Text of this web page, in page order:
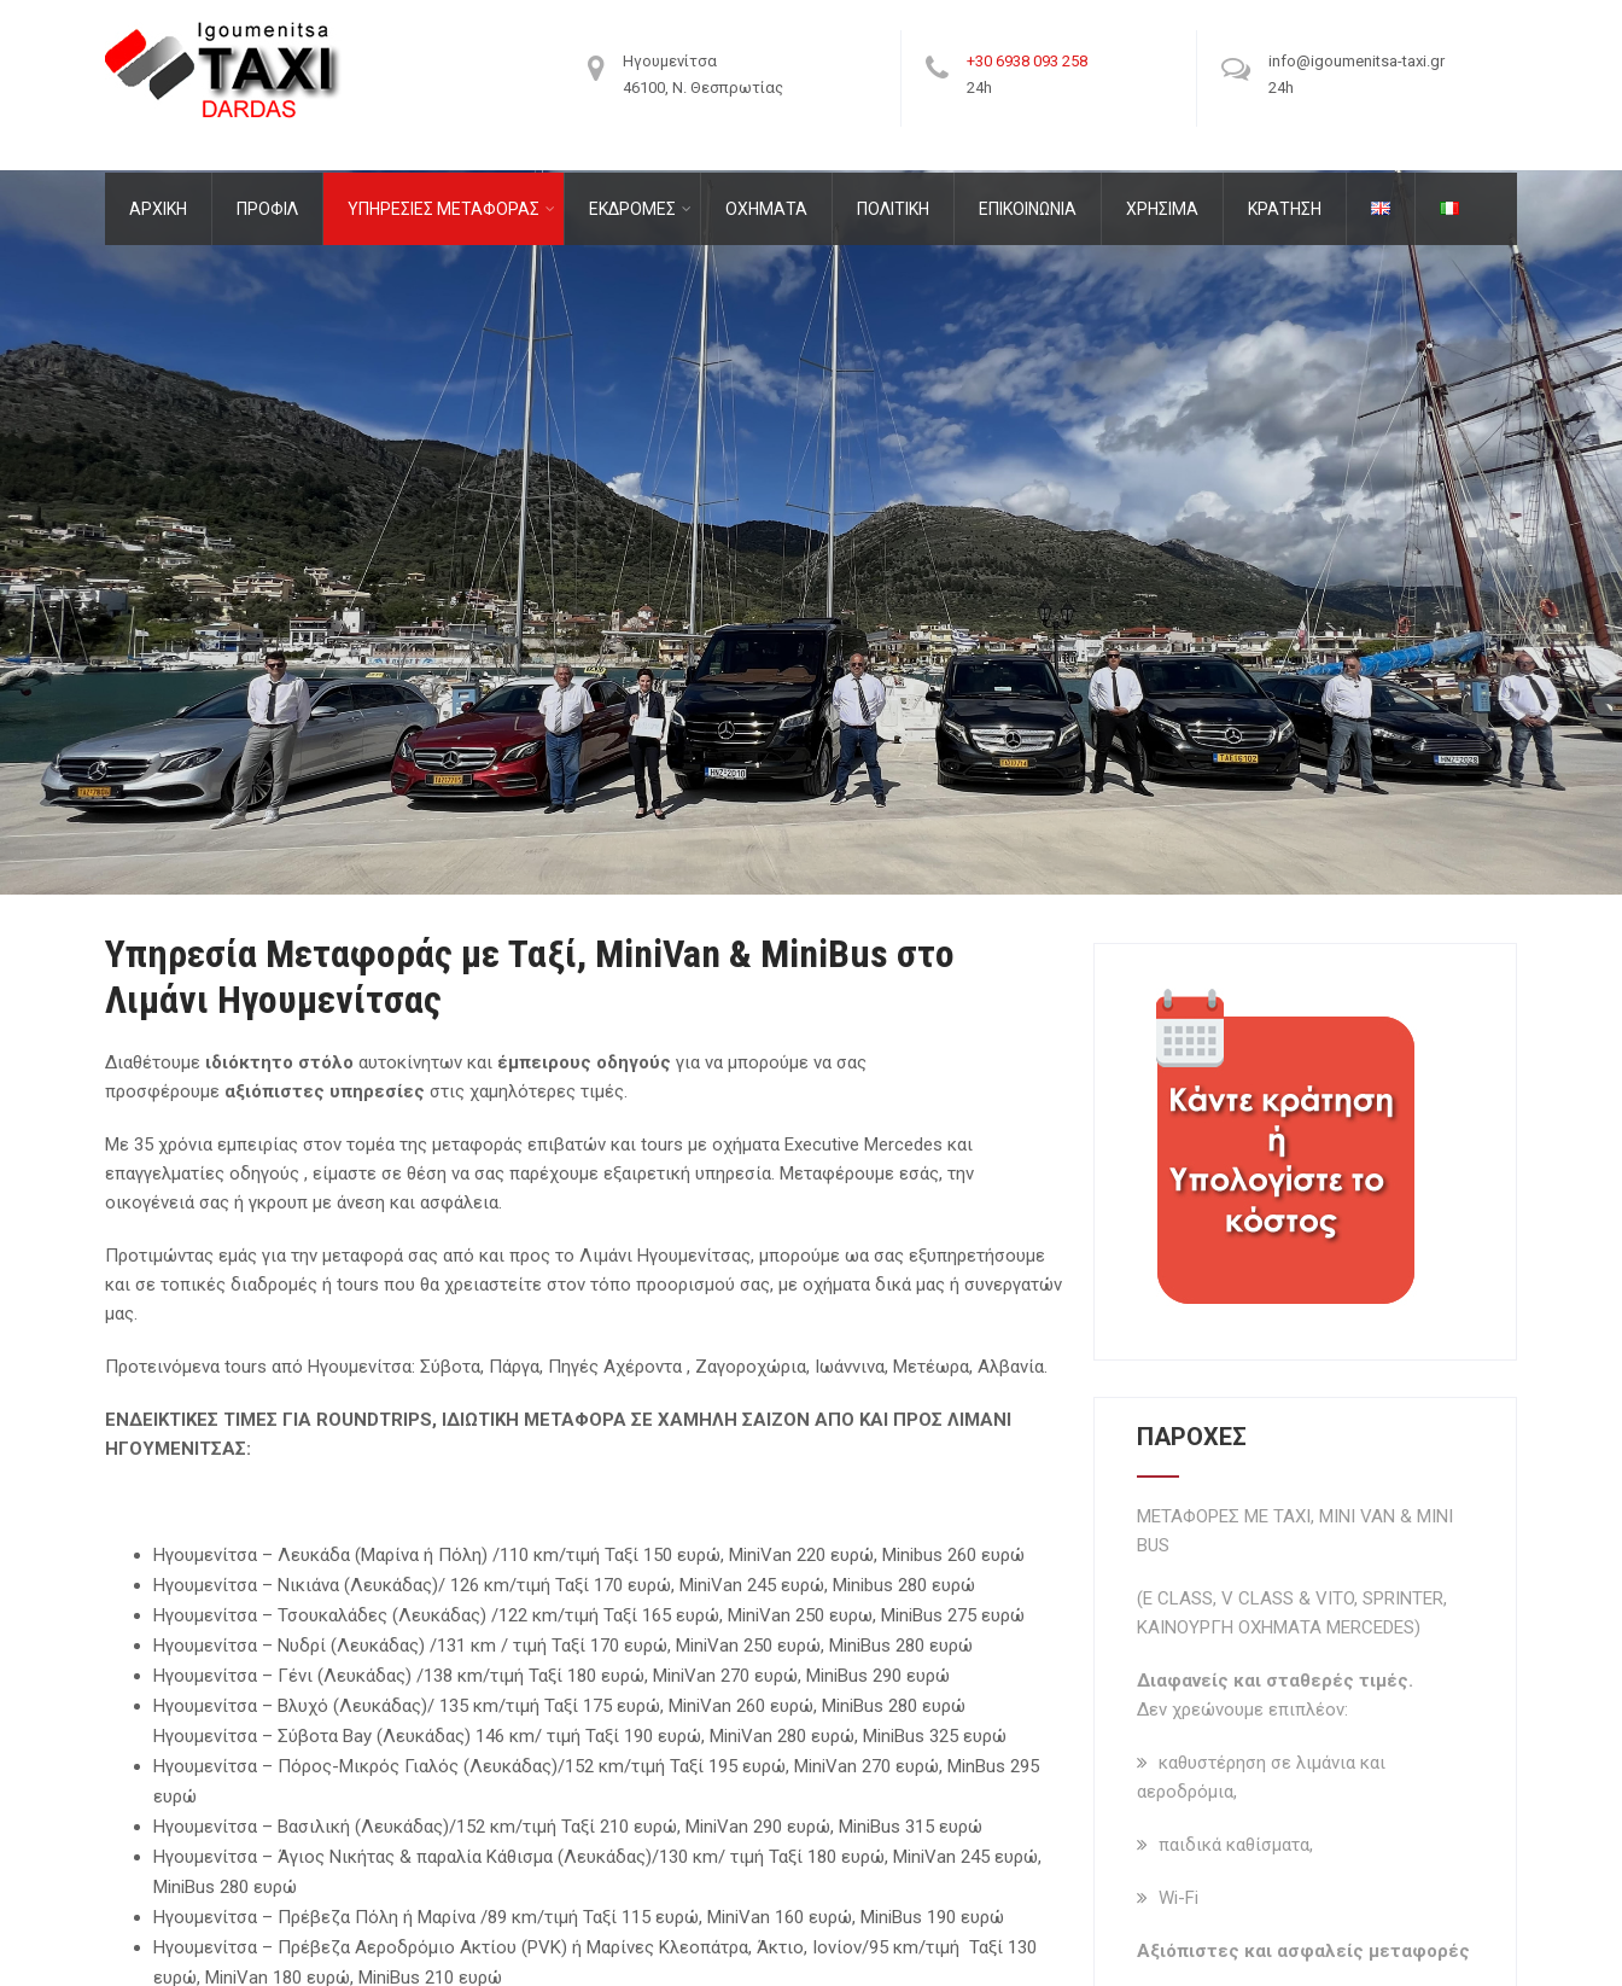
Ηγουμενίτσα
46100, Ν. Θεσπρωτίας
+30 6938 093 258
24h
info@igoumenitsa-taxi.gr
24h
ΑΡΧΙΚΗ ΠΡΟΦΙΛ ΥΠΗΡΕΣΙΕΣ ΜΕΤΑΦΟΡΑΣ ΕΚΔΡΟΜΕΣ ΟΧΗΜΑΤΑ ΠΟΛΙΤΙΚΗ ΕΠΙΚΟΙΝΩΝΙΑ ΧΡΗΣΙΜΑ ΚΡΑΤΗΣH
Υπηρεσία Μεταφοράς με Ταξί, MiniVan & MiniBus στο
Λιμάνι Ηγουμενίτσας
Διαθέτουμε ιδιόκτητο στόλο αυτοκίνητων και έμπειρους οδηγούς για να μπορούμε να σας
προσφέρουμε αξιόπιστες υπηρεσίες στις χαμηλότερες τιμές.
Με 35 χρόνια εμπειρίας στον τομέα της μεταφοράς επιβατών και tours με οχήματα Executive Mercedes και
επαγγελματίες οδηγούς , είμαστε σε θέση να σας παρέχουμε εξαιρετική υπηρεσία. Μεταφέρουμε εσάς, την
οικογένειά σας ή γκρουπ με άνεση και ασφάλεια.
Προτιμώντας εμάς για την μεταφορά σας από και προς το Λιμάνι Ηγουμενίτσας, μπορούμε ωα σας εξυπηρετήσουμε
και σε τοπικές διαδρομές ή tours που θα χρειαστείτε στον τόπο προορισμού σας, με οχήματα δικά μας ή συνεργατών
μας.
Προτεινόμενα tours από Ηγουμενίτσα: Σύβοτα, Πάργα, Πηγές Αχέροντα , Ζαγοροχώρια, Ιωάννινα, Μετέωρα, Αλβανία.
ΕΝΔΕΙΚΤΙΚΕΣ ΤΙΜΕΣ ΓΙΑ ROUNDTRIPS, ΙΔΙΩΤΙΚΗ ΜΕΤΑΦΟΡΑ ΣΕ ΧΑΜΗΛΗ ΣΑΙΖΟΝ ΑΠΟ ΚΑΙ ΠΡΟΣ ΛΙΜΑΝΙ
ΗΓΟΥΜΕΝΙΤΣΑΣ:
Ηγουμενίτσα – Λευκάδα (Μαρίνα ή Πόλη) /110 κm/τιμή Ταξί 150 ευρώ, MiniVan 220 ευρώ, Minibus 260 ευρώ
Ηγουμενίτσα – Νικιάνα (Λευκάδας)/ 126 κm/τιμή Ταξί 170 ευρώ, MiniVan 245 ευρώ, Minibus 280 ευρώ
Ηγουμενίτσα – Τσουκαλάδες (Λευκάδας) /122 κm/τιμή Ταξί 165 ευρώ, MiniVan 250 ευρω, MiniBus 275 ευρώ
Ηγουμενίτσα – Νυδρί (Λευκάδας) /131 κm / τιμή Ταξί 170 ευρώ, MiniVan 250 ευρώ, MiniBus 280 ευρώ
Ηγουμενίτσα – Γένι (Λευκάδας) /138 κm/τιμή Ταξί 180 ευρώ, MiniVan 270 ευρώ, MiniBus 290 ευρώ
Ηγουμενίτσα – Βλυχό (Λευκάδας)/ 135 κm/τιμή Ταξί 175 ευρώ, MiniVan 260 ευρώ, MiniBus 280 ευρώ
Ηγουμενίτσα – Σύβοτα Bay (Λευκάδας) 146 κm/ τιμή Ταξί 190 ευρώ, MiniVan 280 ευρώ, MiniBus 325 ευρώ
Ηγουμενίτσα – Πόρος-Μικρός Γιαλός (Λευκάδας)/152 κm/τιμή Ταξί 195 ευρώ, MiniVan 270 ευρώ, MinBus 295
ευρώ
Ηγουμενίτσα – Βασιλική (Λευκάδας)/152 κm/τιμή Ταξί 210 ευρώ, MiniVan 290 ευρώ, MiniBus 315 ευρώ
Ηγουμενίτσα – Άγιος Νικήτας & παραλία Κάθισμα (Λευκάδας)/130 κm/ τιμή Ταξί 180 ευρώ, MiniVan 245 ευρώ,
MiniBus 280 ευρώ
Ηγουμενίτσα – Πρέβεζα Πόλη ή Μαρίνα /89 κm/τιμή Ταξί 115 ευρώ, ΜiniVan 160 ευρώ, ΜiniBus 190 ευρώ
Ηγουμενίτσα – Πρέβεζα Αεροδρόμιο Ακτίου (ΡVK) ή Μαρίνες Κλεοπάτρα, Άκτιο, Ιονίον/95 κm/τιμή Ταξί 130
ευρώ, MiniVan 180 ευρώ, MiniBus 210 ευρώ
ΠΑΡΟΧΕΣ
ΜΕΤΑΦΟΡΕΣ ΜΕ TAXI, MIΝI VAN & MINI
BUS
(E CLASS, V CLASS & VITO, SPRINTER,
ΚΑΙΝΟΥΡΓΗ ΟΧΗΜΑΤΑ MERCEDES)
Διαφανείς και σταθερές τιμές.
Δεν χρεώνουμε επιπλέον:
καθυστέρηση σε λιμάνια και
αεροδρόμια,
παιδικά καθίσματα,
Wi-Fi
Aξιόπιστες και ασφαλείς μεταφορές